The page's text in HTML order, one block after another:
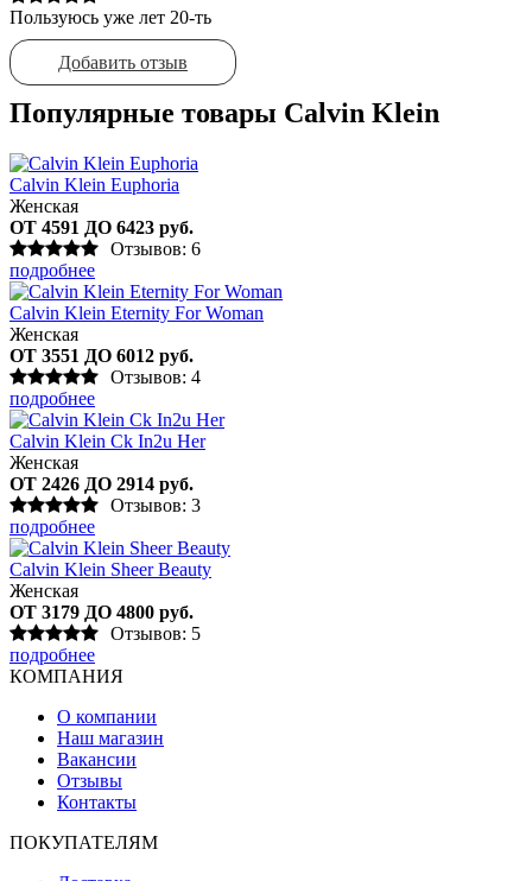
Пользуюсь уже лет 20-ть
Добавить отзыв
Популярные товары Calvin Klein
Calvin Klein Euphoria
Женская
ОТ 4591 ДО 6423 руб.
Отзывов: 6
подробнее
Calvin Klein Eternity For Woman
Женская
ОТ 3551 ДО 6012 руб.
Отзывов: 4
подробнее
Calvin Klein Ck In2u Her
Женская
ОТ 2426 ДО 2914 руб.
Отзывов: 3
подробнее
Calvin Klein Sheer Beauty
Женская
ОТ 3179 ДО 4800 руб.
Отзывов: 5
подробнее
КОМПАНИЯ
О компании
Наш магазин
Вакансии
Отзывы
Контакты
ПОКУПАТЕЛЯМ